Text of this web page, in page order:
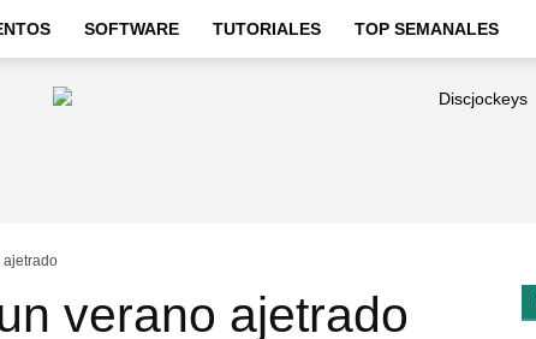
SOFTWARE TUTORIALES TOP SEMANALES
ajetrado
verano ajetrado